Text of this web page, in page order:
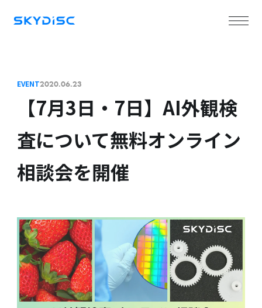
EVENT2020.06.23
【7月3日・7日】AI外観検
査について無料オンライン
相談会を開催